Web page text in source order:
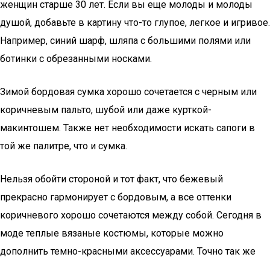
женщин старше 30 лет. Если вы еще молоды и молоды
душой, добавьте в картину что-то глупое, легкое и игривое.
Например, синий шарф, шляпа с большими полями или
ботинки с обрезанными носками.
Зимой бордовая сумка хорошо сочетается с черным или
коричневым пальто, шубой или даже курткой-
макинтошем. Также нет необходимости искать сапоги в
той же палитре, что и сумка.
Нельзя обойти стороной и тот факт, что бежевый
прекрасно гармонирует с бордовым, а все оттенки
коричневого хорошо сочетаются между собой. Сегодня в
моде теплые вязаные костюмы, которые можно
дополнить темно-красными аксессуарами. Точно так же